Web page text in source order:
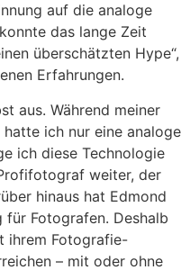
auf die analoge
das lange Zeit
überschätzten Hype“,
Erfahrungen.
aus. Während meiner
ich nur eine analoge
ich diese Technologie
weiter, der
hinaus hat Edmond
Fotografen. Deshalb
ihrem Fotografie-
– mit oder ohne